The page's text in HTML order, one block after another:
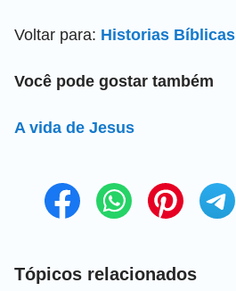
Voltar para: Historias Bíblicas
Você pode gostar também
A vida de Jesus
Tópicos relacionados